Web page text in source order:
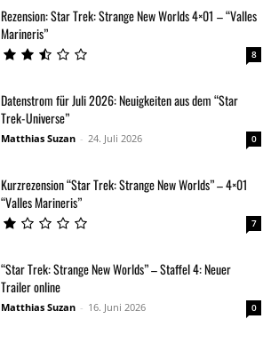
Rezension: Star Trek: Strange New Worlds 4×01 – “Valles
Marineris”
8
Datenstrom für Juli 2026: Neuigkeiten aus dem “Star
Trek-Universe”
Matthias Suzan - 24. Juli 2026 0
Kurzrezension “Star Trek: Strange New Worlds” – 4×01
“Valles Marineris”
7
“Star Trek: Strange New Worlds” – Staffel 4: Neuer
Trailer online
Matthias Suzan - 16. Juni 2026 0